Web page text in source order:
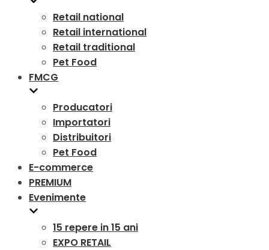
Retail national
Retail international
Retail traditional
Pet Food
FMCG
Producatori
Importatori
Distribuitori
Pet Food
E-commerce
PREMIUM
Evenimente
15 repere in 15 ani
EXPO RETAIL